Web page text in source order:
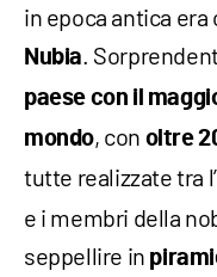
in epoca antica
Nubia .
paese con il
mondo, con oltre
tutte realizzate tra l’
e i membri della
seppellire in